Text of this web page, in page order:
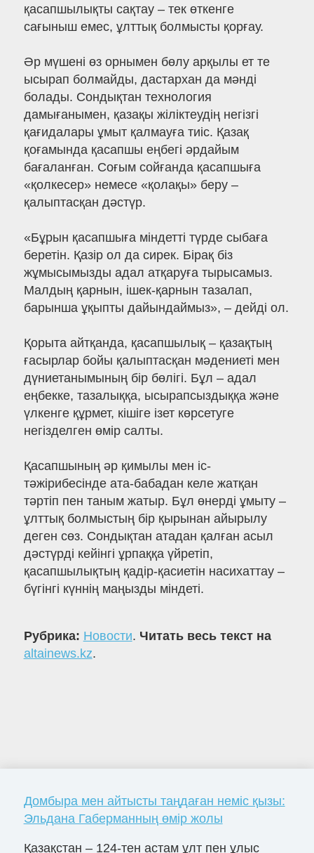
қасапшылықты сақтау – тек өткенге
сағыныш емес, ұлттық болмысты қорғау.
Әр мүшені өз орнымен бөлу арқылы ет те
ысырап болмайды, дастархан да мәнді
болады. Сондықтан технология
дамығанымен, қазақы жіліктеудің негізгі
қағидалары ұмыт қалмауға тиіс. Қазақ
қоғамында қасапшы еңбегі әрдайым
бағаланған. Соғым сойғанда қасапшыға
«қолкесер» немесе «қолақы» беру –
қалыптасқан дәстүр.
«Бұрын қасапшыға міндетті түрде сыбаға
беретін. Қазір ол да сирек. Бірақ біз
жұмысымызды адал атқаруға тырысамыз.
Малдың қарнын, ішек-қарнын тазалап,
барынша ұқыпты дайындаймыз», – дейді ол.
Қорыта айтқанда, қасапшылық – қазақтың
ғасырлар бойы қалыптасқан мәдениеті мен
дүниетанымының бір бөлігі. Бұл – адал
еңбекке, тазалыққа, ысырапсыздыққа және
үлкенге құрмет, кішіге ізет көрсетуге
негізделген өмір салты.
Қасапшының әр қимылы мен іс-
тәжірибесінде ата-бабадан келе жатқан
тәртіп пен таным жатыр. Бұл өнерді ұмыту –
ұлттық болмыстың бір қырынан айырылу
деген сөз. Сондықтан атадан қалған асыл
дәстүрді кейінгі ұрпаққа үйретіп,
қасапшылықтың қадір-қасиетін насихаттау –
бүгінгі күннің маңызды міндеті.
Рубрика: Новости. Читать весь текст на
altainews.kz.
Домбыра мен айтысты таңдаған неміс қызы:
Эльдана Габерманның өмір жолы
Қазақстан – 124-тен астам ұлт пен ұлыс